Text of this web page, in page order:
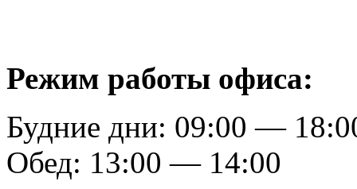
Режим работы офиса:
Будние дни: 09:00 —
Обед: 13:00 — 14:00